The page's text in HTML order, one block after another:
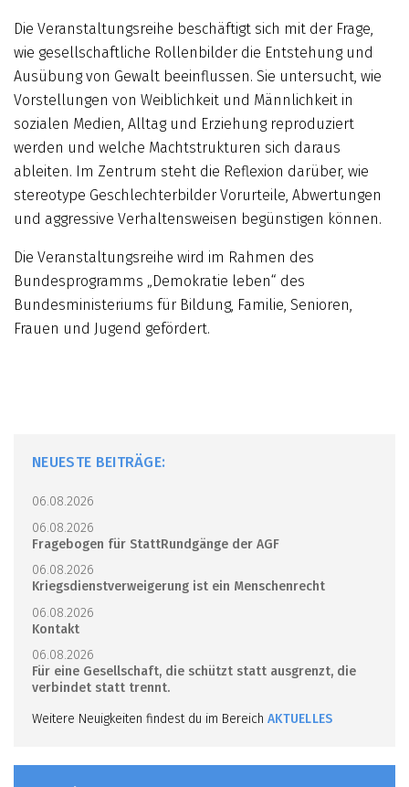
Die Veranstaltungsreihe beschäftigt sich mit der Frage,
wie gesellschaftliche Rollenbilder die Entstehung und
Ausübung von Gewalt beeinflussen. Sie untersucht, wie
Vorstellungen von Weiblichkeit und Männlichkeit in
sozialen Medien, Alltag und Erziehung reproduziert
werden und welche Machtstrukturen sich daraus
ableiten. Im Zentrum steht die Reflexion darüber, wie
stereotype Geschlechterbilder Vorurteile, Abwertungen
und aggressive Verhaltensweisen begünstigen können.
Die Veranstaltungsreihe wird im Rahmen des
Bundesprogramms „Demokratie leben“ des
Bundesministeriums für Bildung, Familie, Senioren,
Frauen und Jugend gefördert.
NEUESTE BEITRÄGE:
06.08.2026
06.08.2026
Fragebogen für StattRundgänge der AGF
06.08.2026
Kriegsdienstverweigerung ist ein Menschenrecht
06.08.2026
Kontakt
06.08.2026
Für eine Gesellschaft, die schützt statt ausgrenzt, die
verbindet statt trennt.
Weitere Neuigkeiten findest du im Bereich AKTUELLES